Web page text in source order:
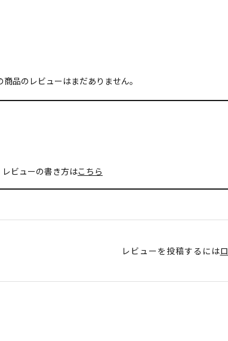
商品のレビューはまだありません。
レビューの書き方はこちら
レビューを投稿するには